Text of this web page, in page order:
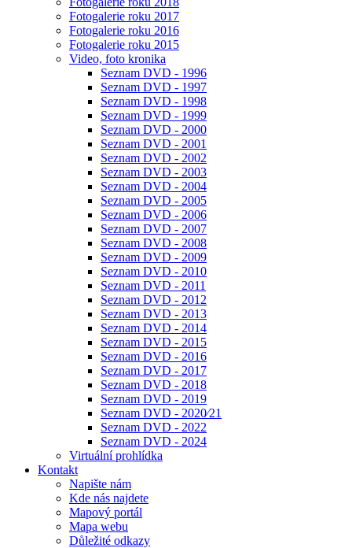
Fotogalerie roku 2017
Fotogalerie roku 2016
Fotogalerie roku 2015
Video, foto kronika
Seznam DVD - 1996
Seznam DVD - 1997
Seznam DVD - 1998
Seznam DVD - 1999
Seznam DVD - 2000
Seznam DVD - 2001
Seznam DVD - 2002
Seznam DVD - 2003
Seznam DVD - 2004
Seznam DVD - 2005
Seznam DVD - 2006
Seznam DVD - 2007
Seznam DVD - 2008
Seznam DVD - 2009
Seznam DVD - 2010
Seznam DVD - 2011
Seznam DVD - 2012
Seznam DVD - 2013
Seznam DVD - 2014
Seznam DVD - 2015
Seznam DVD - 2016
Seznam DVD - 2017
Seznam DVD - 2018
Seznam DVD - 2019
Seznam DVD - 2020⁄21
Seznam DVD - 2022
Seznam DVD - 2024
Virtuální prohlídka
Kontakt
Napište nám
Kde nás najdete
Mapový portál
Mapa webu
Důležité odkazy